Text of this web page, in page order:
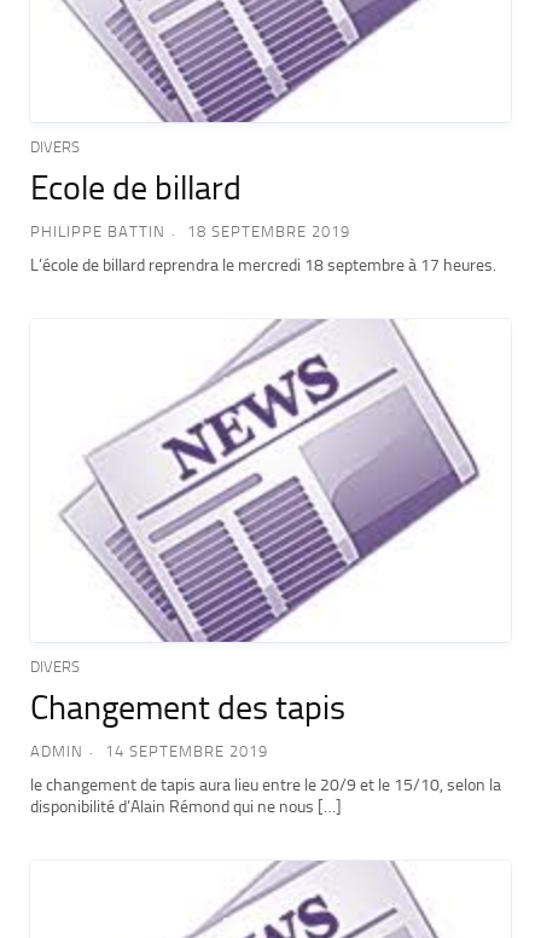
DIVERS
Ecole de billard
PHILIPPE BATTIN 18 SEPTEMBRE 2019
L’école de billard reprendra le mercredi 18 septembre à 17 heures.
DIVERS
Changement des tapis
ADMIN 14 SEPTEMBRE 2019
le changement de tapis aura lieu entre le 20/9 et le 15/10, selon la
disponibilité d’Alain Rémond qui ne nous […]